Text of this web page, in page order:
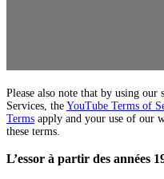
Please also note that by using
Services, the YouTube Terms of
Terms apply and your use of our
these terms.
L’essor à partir des années